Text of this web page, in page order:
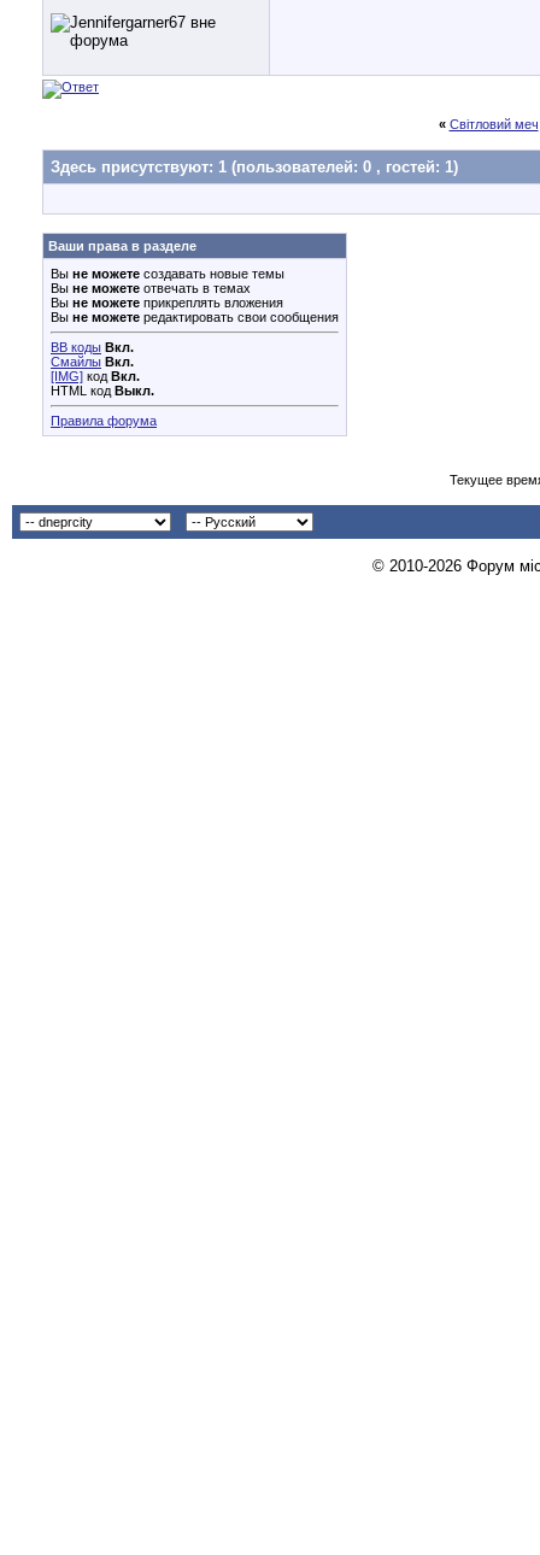
« Світловий меч
Здесь присутствуют: 1 (пользователей: 0 , гостей: 1)
Ваши права в разделе
Вы не можете создавать новые темы
Вы не можете отвечать в темах
Вы не можете прикреплять вложения
Вы не можете редактировать свои сообщения
BB коды Вкл.
Смайлы Вкл.
[IMG] код Вкл.
HTML код Выкл.
Правила форума
Текущее
© 2010-2026 Форум